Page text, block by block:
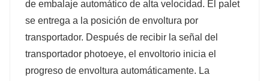
de embalaje automático de alta velocidad. El palet
se entrega a la posición de envoltura por
transportador. Después de recibir la señal del
transportador photoeye, el envoltorio inicia el
progreso de envoltura automáticamente. La